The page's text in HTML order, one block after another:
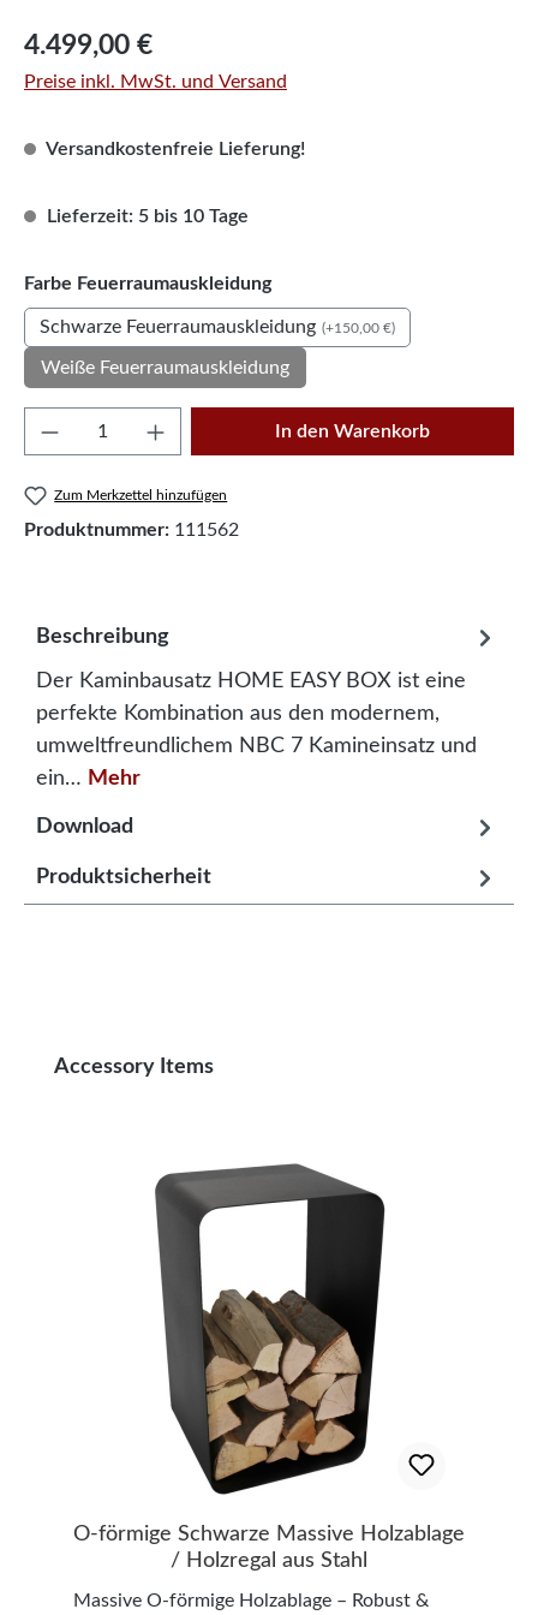
Regulärer Preis:
4.499,00 €
Preise inkl. MwSt. und Versand
Versandkostenfreie Lieferung!
Lieferzeit: 5 bis 10 Tage
Farbe Feuerraumauskleidungauswählen
Schwarze Feuerraumauskleidung (+150,00 €)
Weiße Feuerraumauskleidung
Produkt Anzahl: Gib den gewünschten
In den Warenkorb
Zum Merkzettel hinzufügen
Produktnummer: 111562
Beschreibung
Der Kaminbausatz HOME EASY BOX ist eine
perfekte Kombination aus den modernem,
umweltfreundlichem NBC 7 Kamineinsatz und
ein… Mehr
Download
Produktsicherheit
Produktgalerie überspringen
Accessory Items
O-förmige Schwarze Massive Holzablage
/ Holzregal aus Stahl
Massive O-förmige Holzablage – Robust &